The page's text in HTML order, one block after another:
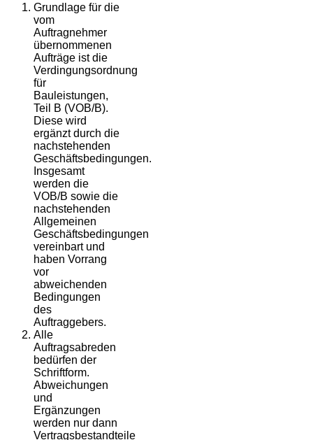
Grundlage für die
vom
Auftragnehmer
übernommenen
Aufträge ist die
Verdingungsordnung
für
Bauleistungen,
Teil B (VOB/B).
Diese wird
ergänzt durch die
nachstehenden
Geschäftsbedingungen.
Insgesamt
werden die
VOB/B sowie die
nachstehenden
Allgemeinen
Geschäftsbedingungen
vereinbart und
haben Vorrang
vor
abweichenden
Bedingungen
des
Auftraggebers.
Alle
Auftragsabreden
bedürfen der
Schriftform.
Abweichungen
und
Ergänzungen
werden nur dann
Vertragsbestandteile